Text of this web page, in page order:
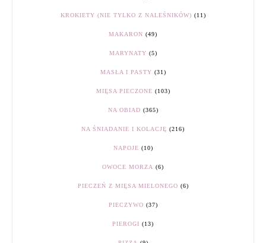
KROKIETY (NIE TYLKO Z NALEŚNIKÓW) (11)
MAKARON (49)
MARYNATY (5)
MASŁA I PASTY (31)
MIĘSA PIECZONE (103)
NA OBIAD (365)
NA ŚNIADANIE I KOLACJĘ (216)
NAPOJE (10)
OWOCE MORZA (6)
PIECZEŃ Z MIĘSA MIELONEGO (6)
PIECZYWO (37)
PIEROGI (13)